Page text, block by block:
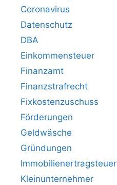
Coronavirus
Datenschutz
DBA
Einkommensteuer
Finanzamt
Finanzstrafrecht
Fixkostenzuschuss
Förderungen
Geldwäsche
Gründungen
Immobilienertragsteuer
Kleinunternehmer